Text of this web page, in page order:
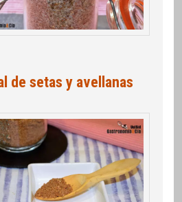
de setas y avellanas